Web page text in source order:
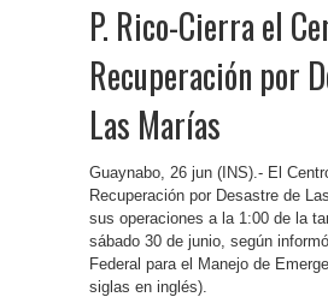
P. Rico-Cierra el
Recuperación por
Las Marías
Guaynabo, 26 jun (INS).- El
Recuperación por Desastre de
sus operaciones a la 1:00 de la
sábado 30 de junio, según
Federal para el Manejo de
siglas en inglés).